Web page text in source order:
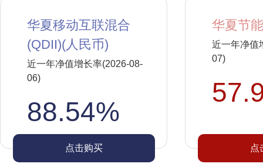
华夏移动互联混合
(QDII)(人民币)
近一年净值增长率(2026-08-
06)
88.54%
点击购买
华夏节
近一年净值
07)
点